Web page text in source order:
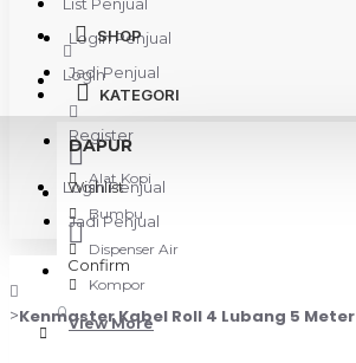
Login Penjual
Jadi Penjual
Wishlist
Confirm
0
SHOP
KATEGORI
DAPUR
Alat Kopi
Bumbu
Dispenser Air
Kompor
View More
Login
Register
Login Penjual
Jadi Penjual
Kenmaster Kabel Roll 4 Lubang 5 Meter